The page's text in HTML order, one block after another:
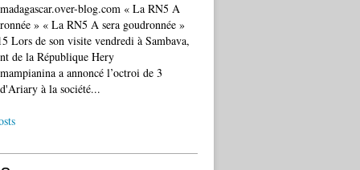
blog.com « La RN5 A
» « La RN5 A sera goudronnée »
Lors de son visite vendredi à Sambava,
de la République Hery
a annoncé l’octroi de 3
à la société...